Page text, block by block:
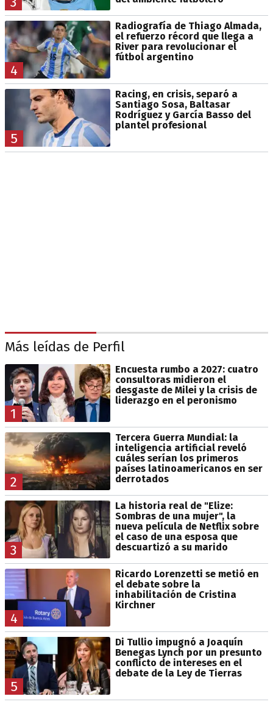
4
Radiografía de Thiago Almada,
el refuerzo récord que llega a
River para revolucionar el
fútbol argentino
5
Racing, en crisis, separó a
Santiago Sosa, Baltasar
Rodríguez y García Basso del
plantel profesional
Más leídas de Perfil
1
Encuesta rumbo a 2027: cuatro
consultoras midieron el
desgaste de Milei y la crisis de
liderazgo en el peronismo
2
Tercera Guerra Mundial: la
inteligencia artificial reveló
cuáles serían los primeros
países latinoamericanos en ser
derrotados
3
La historia real de "Elize:
Sombras de una mujer", la
nueva película de Netflix sobre
el caso de una esposa que
descuartizó a su marido
4
Ricardo Lorenzetti se metió en
el debate sobre la
inhabilitación de Cristina
Kirchner
5
Di Tullio impugnó a Joaquín
Benegas Lynch por un presunto
conflicto de intereses en el
debate de la Ley de Tierras